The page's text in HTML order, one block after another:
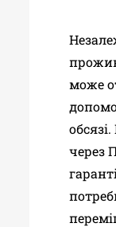
може
через